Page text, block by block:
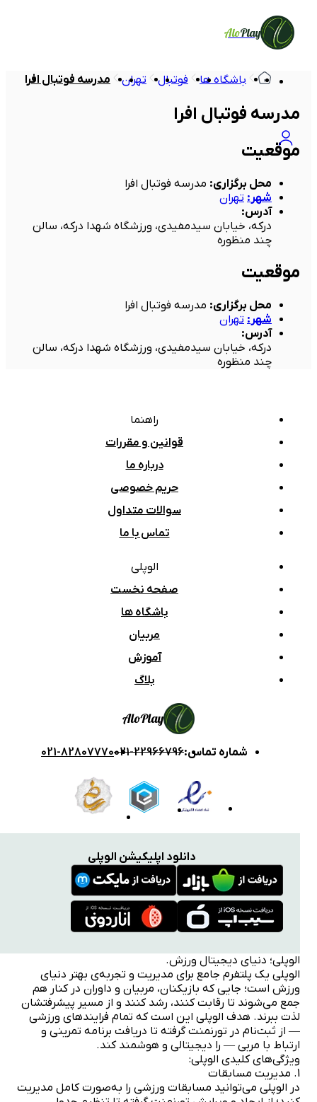
AloPlay
باشگاه ها فوتبال تهران مدرسه فوتبال افرا
مدرسه فوتبال افرا
موقعیت
محل برگزاری: مدرسه فوتبال افرا
شهر : تهران
آدرس:
درکه، خیابان سیدمفیدی، ورزشگاه شهدا درکه، سالن
چند منظوره
موقعیت
محل برگزاری: مدرسه فوتبال افرا
شهر : تهران
آدرس:
درکه، خیابان سیدمفیدی، ورزشگاه شهدا درکه، سالن
چند منظوره
راهنما
قوانین و مقررات
درباره ما
حریم خصوصی
سوالات متداول
تماس با ما
الوپلی
صفحه نخست
باشگاه ها
مربیان
آموزش
بلاگ
AloPlay
شماره تماس:
021-22966796
021-82807770
دانلود اپلیکیشن الوپلی
الوپلی؛ دنیای دیجیتال ورزش.
الوپلی یک پلتفرم جامع برای مدیریت و تجربه‌ی بهتر دنیای
ورزش است؛ جایی که بازیکنان، مربیان و داوران در کنار هم
جمع می‌شوند تا رقابت کنند، رشد کنند و از مسیر پیشرفتشان
لذت ببرند. هدف الوپلی این است که تمام فرایندهای ورزشی
— از ثبت‌نام در تورنمنت گرفته تا دریافت برنامه تمرینی و
ارتباط با مربی — را دیجیتالی و هوشمند کند.
ویژگی‌های کلیدی الوپلی:
1. مدیریت مسابقات
در الوپلی می‌توانید مسابقات ورزشی را به‌صورت کامل مدیریت